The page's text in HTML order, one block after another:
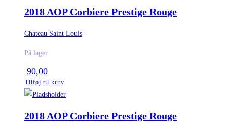
2018 AOP Corbiere Prestige Rouge
Chateau Saint Louis
På lager
90,00
Tilføj til kurv
2018 AOP Corbiere Prestige Rouge